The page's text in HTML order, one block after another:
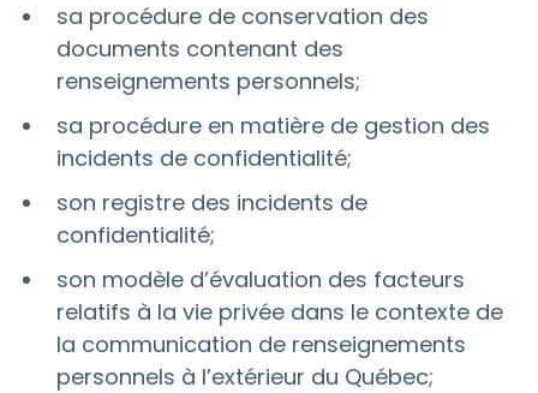
sa procédure de conservation des
documents contenant des
renseignements personnels;
sa procédure en matière de gestion des
incidents de confidentialité;
son registre des incidents de
confidentialité;
son modèle d’évaluation des facteurs
relatifs à la vie privée dans le contexte de
la communication de renseignements
personnels à l’extérieur du Québec;